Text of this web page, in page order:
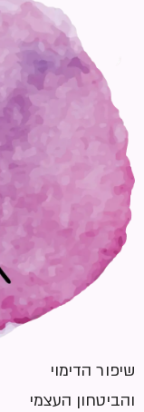
שיפור הדימוי
והביטחון העצמי